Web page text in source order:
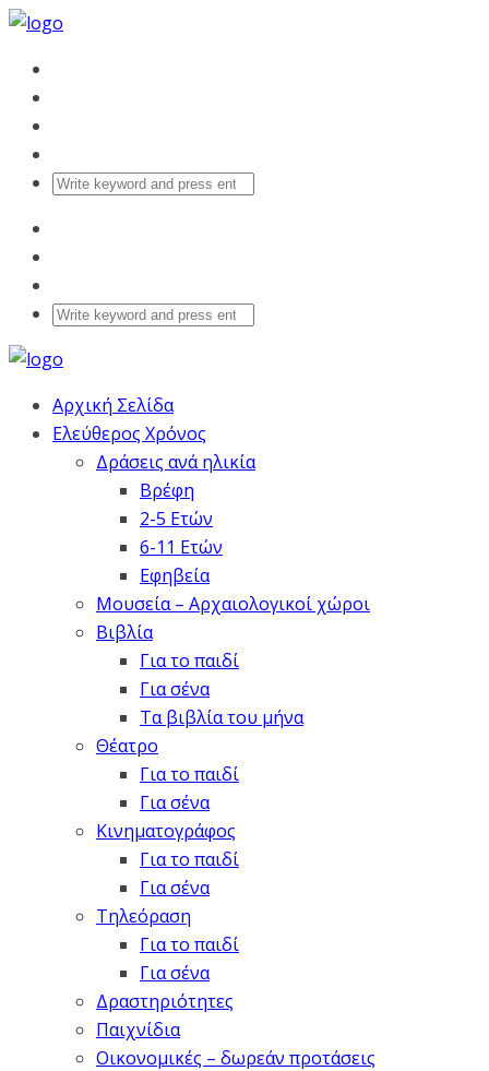
Αρχική Σελίδα
Ελεύθερος Χρόνος
Δράσεις ανά ηλικία
Βρέφη
2-5 Ετών
6-11 Ετών
Εφηβεία
Μουσεία – Αρχαιολογικοί χώροι
Βιβλία
Για το παιδί
Για σένα
Τα βιβλία του μήνα
Θέατρο
Για το παιδί
Για σένα
Κινηματογράφος
Για το παιδί
Για σένα
Τηλεόραση
Για το παιδί
Για σένα
Δραστηριότητες
Παιχνίδια
Οικονομικές – δωρεάν προτάσεις